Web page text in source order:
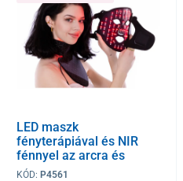
LED maszk
fényterápiával és NIR
fénnyel az arcra és
nyakra UNIZDRAV
KÓD: P4561